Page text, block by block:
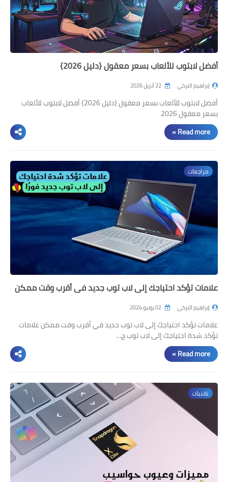
أفضل لابتوب للألعاب بسعر معقول {دليل 2026}
إبراهيم التركي
أفضل لابتوب للألعاب بسعر معقول {دليل 2026} أفضل لابتوب للألعاب
بسعر معقول 2026
Read more »
مراجعات
علامات تؤكد احتياجك إلى لاب توب جديد في أقرب وقت ممكن
إبراهيم التركي
علامات تؤكد احتياجك إلى لاب توب جديد في أقرب وقت ممكن علامات
تؤكد شدة احتياجك إلى لاب توب ج…
Read more »
تقنيات